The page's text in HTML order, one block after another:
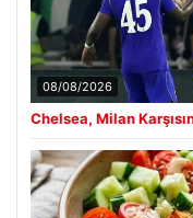
08/08/2026
Chelsea, Milan